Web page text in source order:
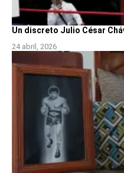
Un discreto Julio César
24 abril, 2026